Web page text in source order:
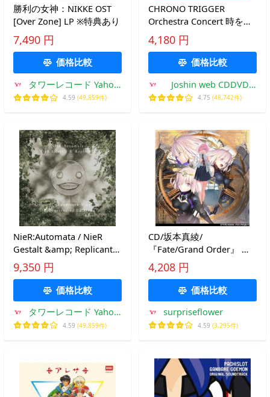
勝利の女神：NIKKE OST
[Over Zone] LP ※特典あり
7,490 円
価格比較
タワーレコード Yahoo!
店
4.59 (49,859件)
CHRONO TRIGGER
Orchestra Concert 時を超
える旋律 -Live Recording-/
ゲーム・ミュージック[CD]
【返品種別A】
4,180 円
価格比較
Joshin web CDDVD
Yahoo!店
4.75 (48,742件)
NieR:Automata / NieR
Gestalt &amp; Replicant
Original Soundtrack Vinyl
Set ＜Reconstructed
Edition＞＜クリア・ヴァ
LP
9,350 円
価格比較
タワーレコード Yahoo!
店
4.59 (49,859件)
CD/坂本真綾/
『Fate/Grand Order』 主
題歌ベストアルバム 余韻
(2CD+Blu-ray) (歌詞付) (初
回限定盤)
4,208 円
価格比較
surpriseflower
4.59 (3,295件)